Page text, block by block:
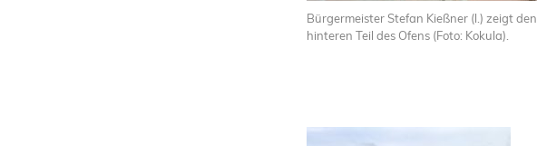
Bürgermeister Stefan Kießner (l.) zeigt den
hinteren Teil des Ofens (Foto: Kokula).